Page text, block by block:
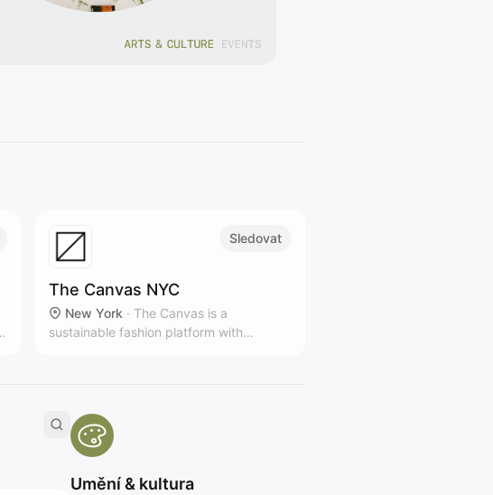
Sledovat
The Canvas NYC
New York ·The Canvas is a
sustainable fashion platform with
Umění & kultura